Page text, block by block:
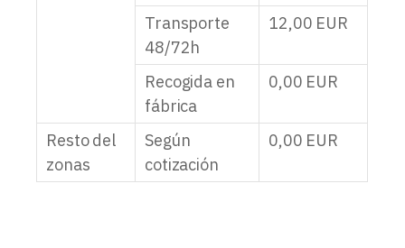
Transporte
48/72h
12,00 EUR
Recogida en
fábrica
0,00 EUR
Resto del
zonas
Según
cotización
0,00 EUR